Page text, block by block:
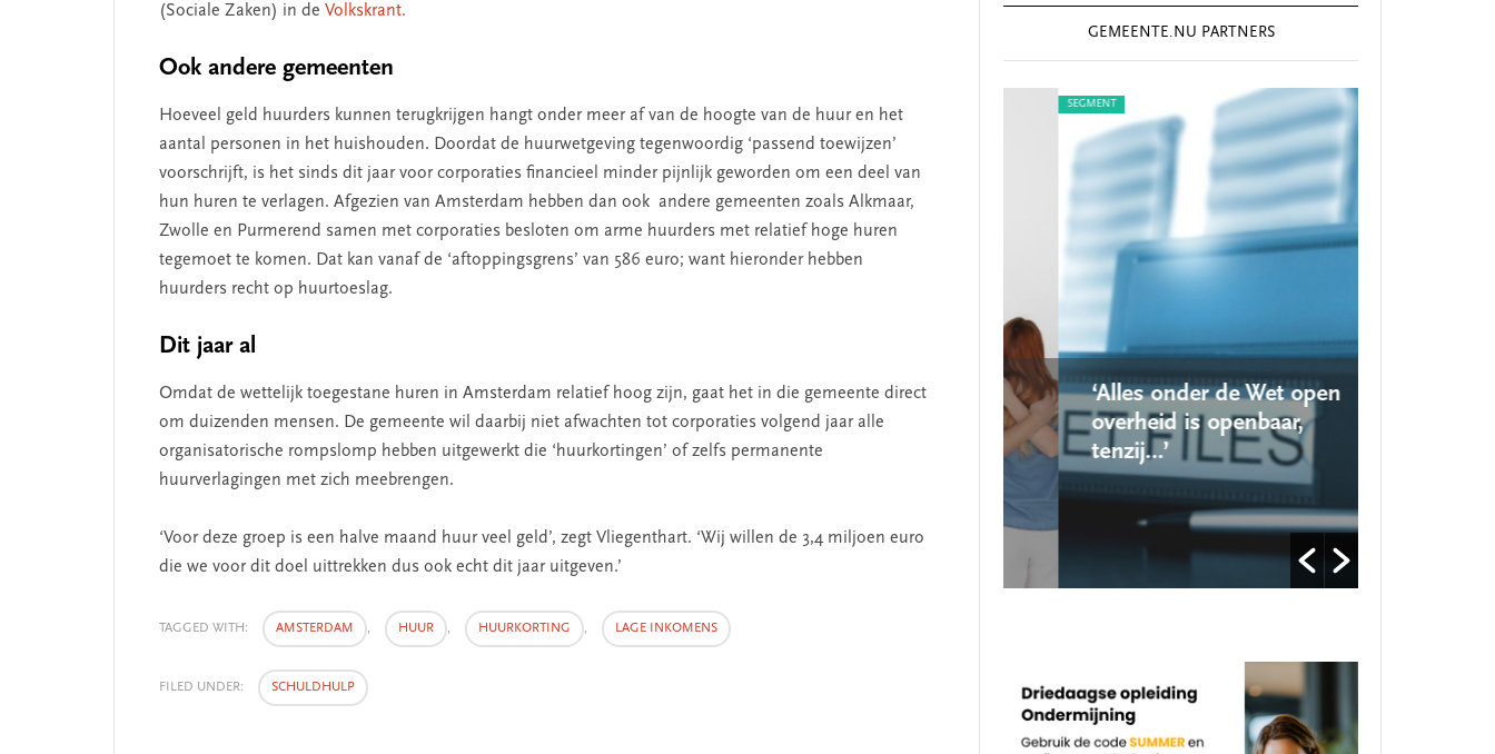
(Sociale Zaken) in de Volkskrant.
Ook andere gemeenten
Hoeveel geld huurders kunnen terugkrijgen hangt onder meer af van de hoogte van de huur en het
aantal personen in het huishouden. Doordat de huurwetgeving tegenwoordig ‘passend toewijzen’
voorschrijft, is het sinds dit jaar voor corporaties financieel minder pijnlijk geworden om een deel van
hun huren te verlagen. Afgezien van Amsterdam hebben dan ook andere gemeenten zoals Alkmaar,
Zwolle en Purmerend samen met corporaties besloten om arme huurders met relatief hoge huren
tegemoet te komen. Dat kan vanaf de ‘aftoppingsgrens’ van 586 euro; want hieronder hebben
huurders recht op huurtoeslag.
Dit jaar al
Omdat de wettelijk toegestane huren in Amsterdam relatief hoog zijn, gaat het in die gemeente direct
om duizenden mensen. De gemeente wil daarbij niet afwachten tot corporaties volgend jaar alle
organisatorische rompslomp hebben uitgewerkt die ‘huurkortingen’ of zelfs permanente
huurverlagingen met zich meebrengen.
‘Voor deze groep is een halve maand huur veel geld’, zegt Vliegenthart. ‘Wij willen de 3,4 miljoen euro
die we voor dit doel uittrekken dus ook echt dit jaar uitgeven.’
TAGGED WITH: AMSTERDAM , HUUR , HUURKORTING , LAGE INKOMENS
FILED UNDER: SCHULDHULP
GEMEENTE.NU PARTNERS
missie van Segment
SEGMENT
‘Persoonlijk leiderschap
begint bij zelfkennis’
SEGMENT
‘Met een integrale aanpak
kun je de jeugd beter
helpen’
‘Alles onder de Wet open
overheid is openbaar,
tenzij…’